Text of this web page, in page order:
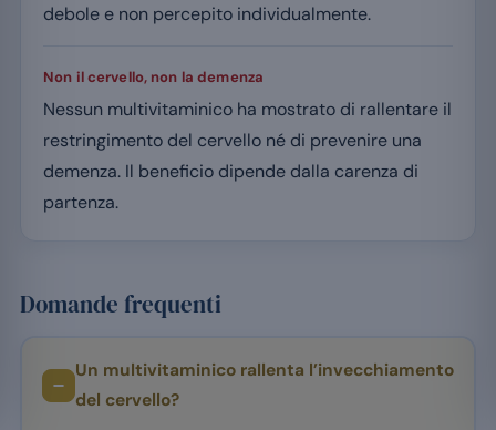
debole e non percepito individualmente.
Non il cervello, non la demenza
Nessun multivitaminico ha mostrato di rallentare il
restringimento del cervello né di prevenire una
demenza. Il beneficio dipende dalla carenza di
partenza.
Domande frequenti
Un multivitaminico rallenta l’invecchiamento
del cervello?